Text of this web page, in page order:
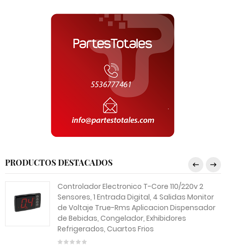
PRODUCTOS DESTACADOS
Controlador Electronico T-Core 110/220v 2
Sensores, 1 Entrada Digital, 4 Salidas Monitor
de Voltaje True-Rms Aplicacion Dispensador
de Bebidas, Congelador, Exhibidores
Refrigerados, Cuartos Frios